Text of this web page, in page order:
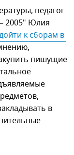
педагог
2005" Юлия
к сборам в
пишущие
в